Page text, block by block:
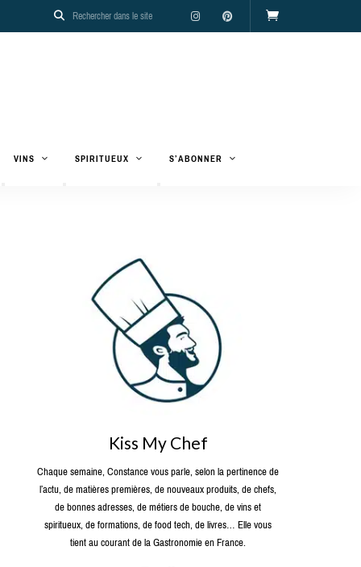
VINS SPIRITUEUX S’ABONNER
Kiss My Chef
Chaque semaine, Constance vous parle, selon la pertinence de
l’actu, de matières premières, de nouveaux produits, de chefs,
de bonnes adresses, de métiers de bouche, de vins et
spiritueux, de formations, de food tech, de livres… Elle vous
tient au courant de la Gastronomie en France.